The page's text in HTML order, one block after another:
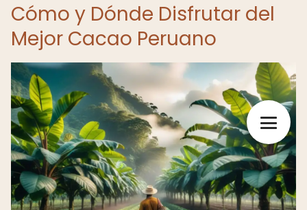
Cómo y Dónde Disfrutar del
Mejor Cacao Peruano